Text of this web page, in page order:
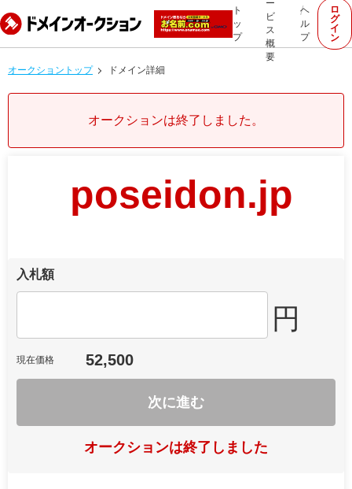
ト
ッ
プ
ー
ビ
ス
概
要
ヘ
ル
プ
ロ
グ
イ
ン
オークショントップ ドメイン詳細
オークションは終了しました。
poseidon.jp
入札額
円
現在価格 52,500
次に進む
オークションは終了しました